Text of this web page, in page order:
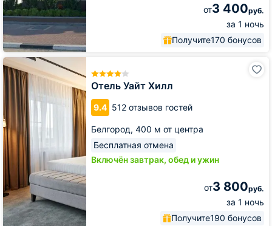
от3 400руб.
за 1 ночь
Получите170 бонусов
Отель Уайт Хилл
9.4 512 отзывов гостей
Белгород, 400 м от центра
Бесплатная отмена
Включён завтрак, обед и ужин
от3 800руб.
за 1 ночь
Получите190 бонусов
Отель
Уайт
Хилл